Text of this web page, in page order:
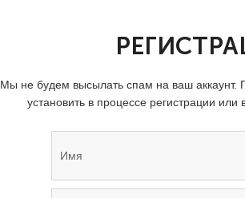
Мы не будем высылать спам на ваш
установить в процессе регистрации